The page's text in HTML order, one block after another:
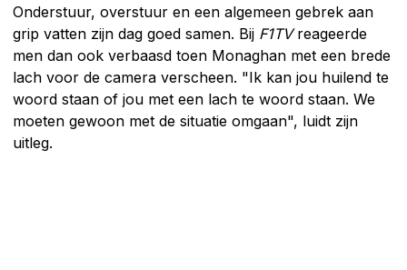
Onderstuur, overstuur en een algemeen gebrek aan
grip vatten zijn dag goed samen. Bij F1TVreageerde
men dan ook verbaasd toen Monaghan met een brede
lach voor de camera verscheen. "Ik kan jou huilend te
woord staan of jou met een lach te woord staan. We
moeten gewoon met de situatie omgaan", luidt zijn
uitleg.